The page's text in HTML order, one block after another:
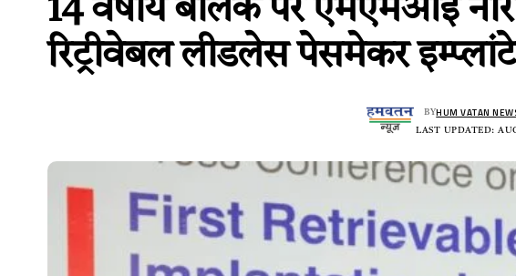
14 वर्षीय बालक पर एमएमआई
रिट्रीवेबल लीडलेस पेसमेकर
LAST UPDATED:
BYHUM VATAN